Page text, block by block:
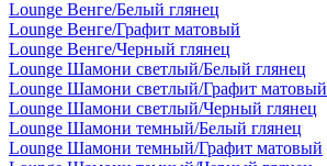
Lounge Венге/Белый глянец
Lounge Венге/Графит матовый
Lounge Венге/Черный глянец
Lounge Шамони светлый/Белый глянец
Lounge Шамони светлый/Графит матовый
Lounge Шамони светлый/Черный глянец
Lounge Шамони темный/Белый глянец
Lounge Шамони темный/Графит матовый